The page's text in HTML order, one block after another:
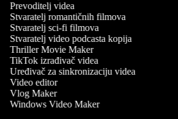
Prevoditelj videa
Stvaratelj romantičnih filmova
Stvaratelj sci-fi filmova
Stvaratelj video podcasta kopija
Thriller Movie Maker
TikTok izrađivač videa
Uređivač za sinkronizaciju videa
Video editor
Vlog Maker
Windows Video Maker